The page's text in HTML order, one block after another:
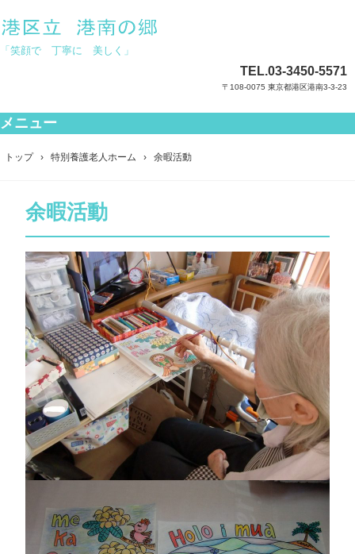
「笑顔で 丁寧に 美しく」
TEL.03-3450-5571
〒108-0075 東京都港区港南3-3-23
メニュー
ントップ › 特別養護老人ホーム › 余暇活動
余暇活動